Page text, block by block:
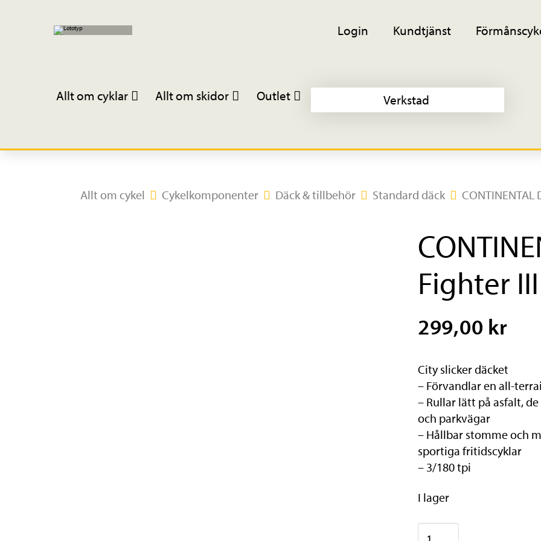
Login Kundtjänst
Allt om cyklar Allt om skidor Outlet Verkstad
Allt om cykel Cykelkomponenter Däck & tillbehör Standard däck
Fighter
299,00 kr
City slicker däcket
– Förvandlar en all-
– Rullar lätt på asfalt,
och parkvägar
– Hållbar stomme och
sportiga fritidscyklar
– 3/180 tpi
I lager
CONTINENTAL